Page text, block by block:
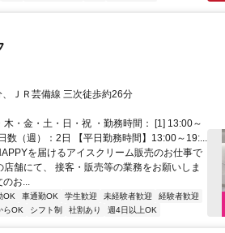
ＪＲ芸備線 三次徒歩約26分
・金・土・日・祝 ・勤務時間： [1] 13:00～
数（週）：2日 【平日勤務時間】13:00～19:...
を届けるアイスクリーム販売のお仕事で
舗にて、 接客・販売等の業務をお願いしま
のお...
OK 車通勤OK 学生歓迎 未経験者歓迎
経験者歓迎
らOK シフト制 社割あり 週4日以上OK